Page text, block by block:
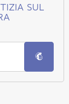
SUL